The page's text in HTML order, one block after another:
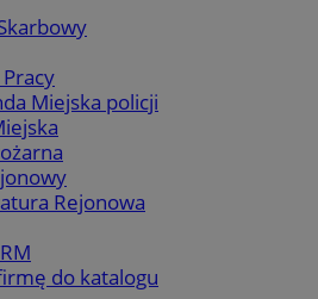
Miejska policji
Rejonowa
do katalogu